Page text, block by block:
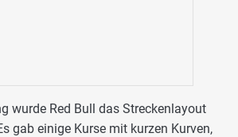
wurde Red Bull das Streckenlayout
gab einige Kurse mit kurzen Kurven,